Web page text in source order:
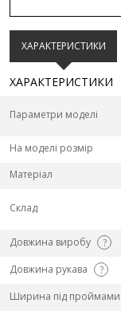
ХАРАКТЕРИСТИКИ
ХАРАКТЕРИСТИКИ
Параметри моделі
На моделі розмір
Матеріал
Склад
Довжина виробу
?
Довжина рукава
?
Ширина під проймами